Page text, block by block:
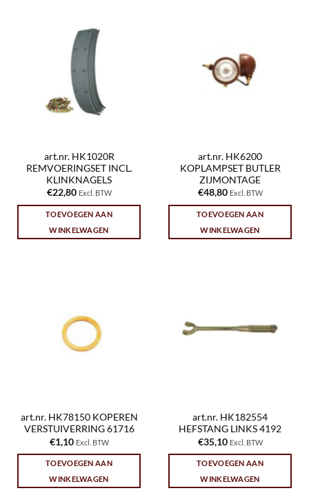
art.nr. HK1020R
REMVOERINGSET INCL.
KLINKNAGELS
€22,80 Excl. BTW
TOEVOEGEN AAN
WINKELWAGEN
art.nr. HK6200
KOPLAMPSET BUTLER
ZIJMONTAGE
€48,80 Excl. BTW
TOEVOEGEN AAN
WINKELWAGEN
art.nr. HK78150 KOPEREN
VERSTUIVERRING 61716
€1,10 Excl. BTW
TOEVOEGEN AAN
WINKELWAGEN
art.nr. HK182554
HEFSTANG LINKS 4192
€35,10 Excl. BTW
TOEVOEGEN AAN
WINKELWAGEN